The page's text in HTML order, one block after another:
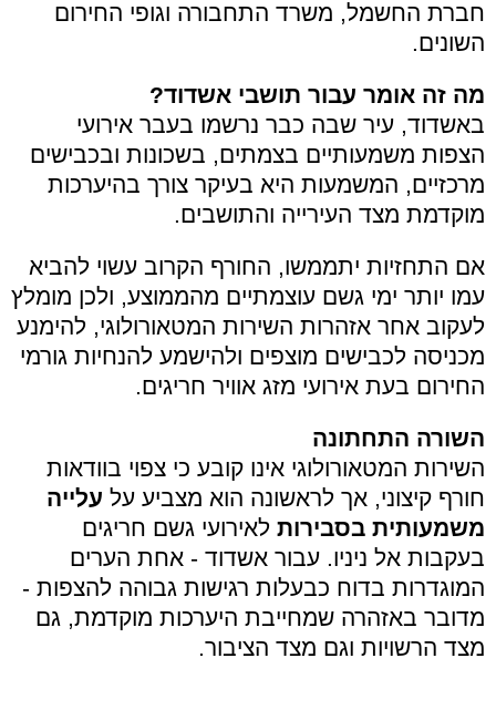
חברת החשמל, משרד התחבורה וגופי החירום
השונים.
מה זה אומר עבור תושבי אשדוד?
באשדוד, עיר שבה כבר נרשמו בעבר אירועי
הצפות משמעותיים בצמתים, בשכונות ובכבישים
מרכזיים, המשמעות היא בעיקר צורך בהיערכות
מוקדמת מצד העירייה והתושבים.
אם התחזיות יתממשו, החורף הקרוב עשוי להביא
עמו יותר ימי גשם עוצמתיים מהממוצע, ולכן מומלץ
לעקוב אחר אזהרות השירות המטאורולוגי, להימנע
מכניסה לכבישים מוצפים ולהישמע להנחיות גורמי
החירום בעת אירועי מזג אוויר חריגים.
השורה התחתונה
השירות המטאורולוגי אינו קובע כי צפוי בוודאות
חורף קיצוני, אך לראשונה הוא מצביע על עלייה
משמעותית בסבירות לאירועי גשם חריגים
בעקבות אל ניניו. עבור אשדוד - אחת הערים
המוגדרות בדוח כבעלות רגישות גבוהה להצפות -
מדובר באזהרה שמחייבת היערכות מוקדמת, גם
מצד הרשויות וגם מצד הציבור.